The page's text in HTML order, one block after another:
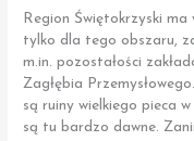
Region Świętokrzyski ma
tylko dla tego obszaru,
m.in. pozostałości
Zagłębia
są ruiny wielkiego pieca
są tu bardzo dawne.